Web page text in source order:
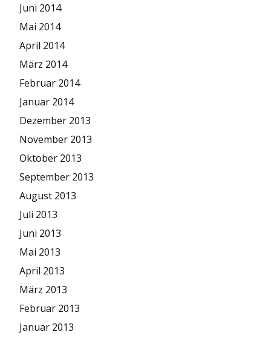
Juni 2014
Mai 2014
April 2014
März 2014
Februar 2014
Januar 2014
Dezember 2013
November 2013
Oktober 2013
September 2013
August 2013
Juli 2013
Juni 2013
Mai 2013
April 2013
März 2013
Februar 2013
Januar 2013